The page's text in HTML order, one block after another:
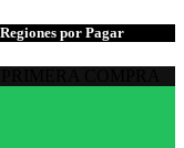
por Pagar